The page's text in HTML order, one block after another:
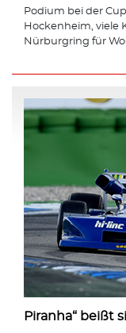
Podium bei der
Hockenheim, viele
Nürburgring für
Piranha“ beißt